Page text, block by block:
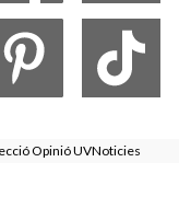
Opinió UVNoticies